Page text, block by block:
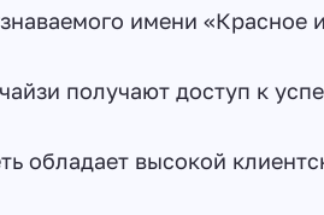
имени «Красное
получают доступ к
обладает высокой